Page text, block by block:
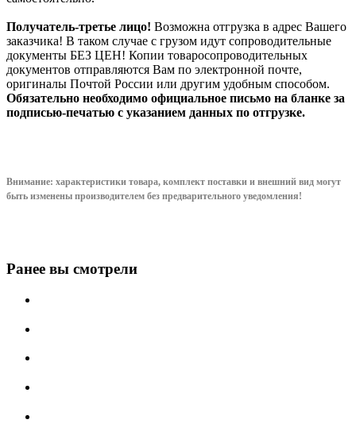
Получатель-третье лицо! Возможна отгрузка в адрес Вашего
заказчика! В таком случае с грузом идут сопроводительные
документы БЕЗ ЦЕН! Копии товаросопроводительных
документов отправляются Вам по электронной почте,
оригиналы Почтой России или другим удобным способом.
Обязательно необходимо официальное письмо на бланке за
подписью-печатью с указанием данных по отгрузке.
Внимание: характеристики товара, комплект поставки и внешний вид могут
быть изменены производителем без предварительного уведомления!
Ранее вы смотрели